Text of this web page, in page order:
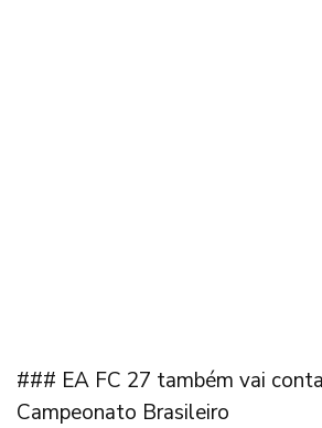
### EA FC 27 também vai
Campeonato Brasileiro